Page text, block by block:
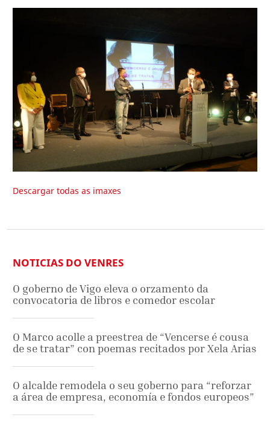
Descargar todas as imaxes
NOTICIAS DO VENRES
O goberno de Vigo eleva o orzamento da
convocatoria de libros e comedor escolar
O Marco acolle a preestrea de “Vencerse é cousa
de se tratar” con poemas recitados por Xela Arias
O alcalde remodela o seu goberno para “reforzar
a área de empresa, economía e fondos europeos”